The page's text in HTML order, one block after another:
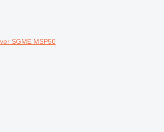
SGME MSP50